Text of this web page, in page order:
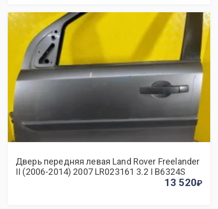
Дверь передняя левая Land Rover Freelander
II (2006-2014) 2007 LR023161 3.2 I B6324S
13 520